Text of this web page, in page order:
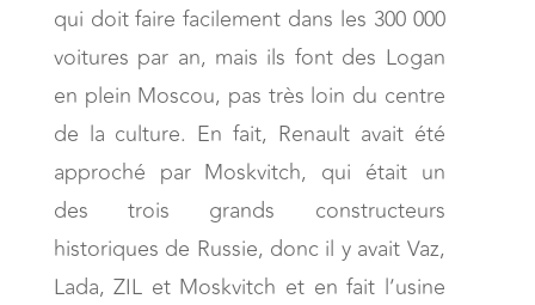
qui doit faire facilement dans les 300 000
voitures par an, mais ils font des Logan
en plein Moscou, pas très loin du centre
de la culture. En fait, Renault avait été
approché par Moskvitch, qui était un
des trois grands constructeurs
historiques de Russie, donc il y avait Vaz,
Lada, ZIL et Moskvitch et en fait l’usine